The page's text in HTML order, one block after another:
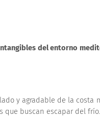
del entorno
y agradable de la costa
que buscan escapar del frío.